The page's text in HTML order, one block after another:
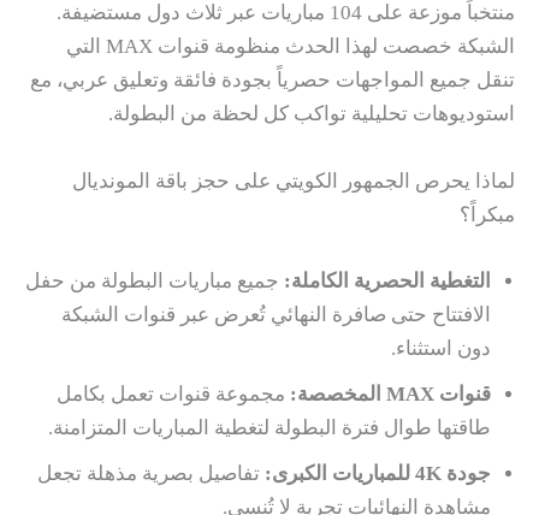
منتخباً موزعة على 104 مباريات عبر ثلاث دول مستضيفة.
الشبكة خصصت لهذا الحدث منظومة قنوات MAX التي
تنقل جميع المواجهات حصرياً بجودة فائقة وتعليق عربي، مع
استوديوهات تحليلية تواكب كل لحظة من البطولة.
لماذا يحرص الجمهور الكويتي على حجز باقة المونديال
مبكراً؟
التغطية الحصرية الكاملة: جميع مباريات البطولة من حفل
الافتتاح حتى صافرة النهائي تُعرض عبر قنوات الشبكة
دون استثناء.
قنوات MAX المخصصة:
مجموعة قنوات تعمل بكامل
طاقتها طوال فترة البطولة لتغطية المباريات المتزامنة.
جودة 4K للمباريات الكبرى:
تفاصيل بصرية مذهلة تجعل
مشاهدة النهائيات تجربة لا تُنسى.